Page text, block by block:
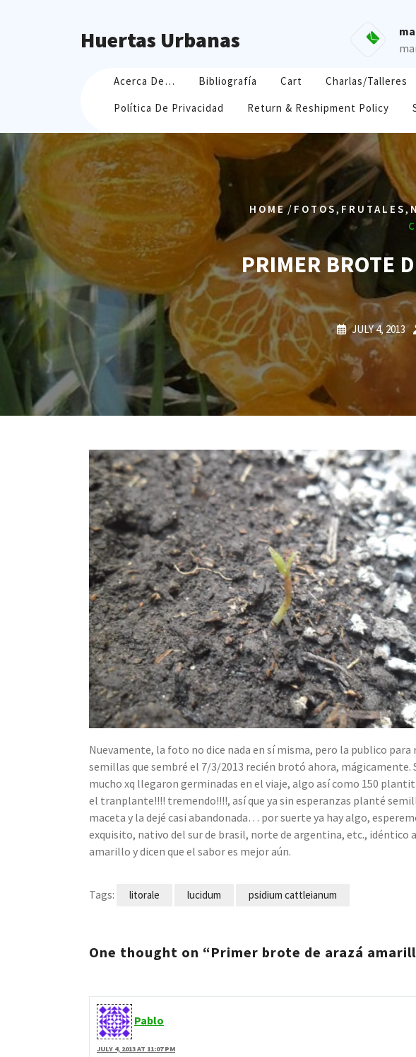
Huertas Urbanas
Acerca De… Bibliografía Cart Charlas/Talleres
Política De Privacidad
Return & Reshipment Policy
HOME/ FOTOS, FRUTALES,
PRIMER BROTE
JULY 4, 2013
Nuevamente, la foto no dice nada en sí misma, pero la publico para
semillas que sembré el 7/3/2013 recién brotó ahora, mágicamente.
mucho xq llegaron germinadas en el viaje, algo así como 150
el tranplante!!!! tremendo!!!!, así que ya sin esperanzas planté
maceta y la dejé casi abandonada… por suerte ya hay algo,
exquisito, nativo del sur de brasil, norte de argentina, etc., idéntico
amarillo y dicen que el sabor es mejor aún.
Tags: litorale lucidum psidium cattleianum
One thought on “Primer brote de arazá
Pablo
JULY 4, 2013 AT 11:07 PM